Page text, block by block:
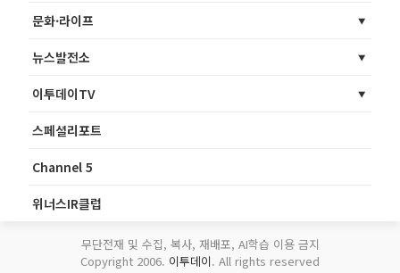
문화·라이프
뉴스발전소
이투데이TV
스페셜리포트
Channel 5
위너스IR클럽
무단전재 및 수집, 복사, 재배포, AI학습 이용 금지
Copyright 2006. 이투데이. All rights reserved